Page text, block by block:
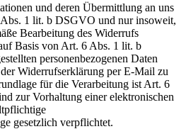
und deren Übermittlung an uns
1 lit. b DSGVO und nur insoweit,
Bearbeitung des Widerrufs
Basis von Art. 6 Abs. 1 lit. b
personenbezogenen Daten
Widerrufserklärung per E-Mail zu
für die Verarbeitung ist Art. 6
zur Vorhaltung einer elektronischen
gesetzlich verpflichtet.